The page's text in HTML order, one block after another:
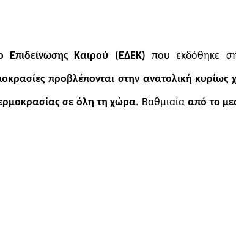
Επιδείνωσης Καιρού (ΕΔΕΚ)που εκδόθηκε
προβλέπονται στην ανατολική κυρίως
σε όλη τη χώρα. Βαθμιαία από το